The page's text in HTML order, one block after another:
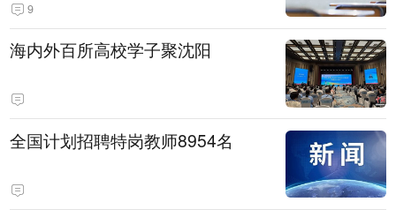
9
海内外百所高校学子聚沈阳
全国计划招聘特岗教师8954名